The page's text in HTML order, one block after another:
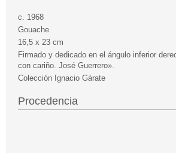
c. 1968
Gouache
16,5 x 23 cm
Firmado y dedicado en el ángulo inferior
con cariño. José Guerrero».
Colección Ignacio Gárate
Procedencia